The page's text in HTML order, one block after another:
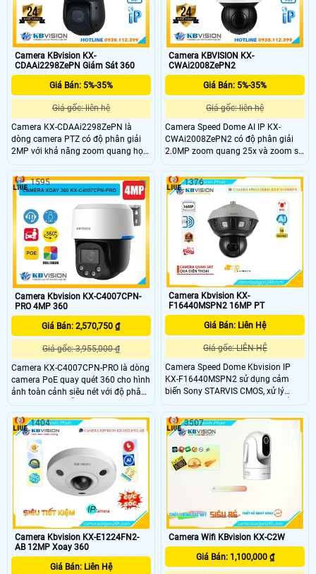
chăng.
nhớ lên đến 256GB và đạt chuẩn
chống nước IP66.
Camera KBvision KX-
CDAAi2298ZePN Giám Sát 360
Giá Bán: 5%-35%
Giá gốc: liên hệ
Camera KX-CDAAi2298ZePN là
dòng camera PTZ có độ phân giải
2MP với khả năng zoom quang học
25× và quay xoay 360 độ giúp quan
sát rõ ràng ở khoảng cách xa. Công
nghệ Starlight cho hình ảnh sắc nét
trong điều kiện ánh sáng yếu, cùng
hồng ngoại lên đến 120m. Ngoài ra,
camera còn hỗ trợ phát hiện và
chụp tối đa 8 khuôn mặt cùng lúc
nâng cao hiệu quả giám sát an
ninh.
Camera KBVISION KX-
CWAi2008ZePN2
Giá Bán: 5%-35%
Giá gốc: liên hệ
Camera Speed Dome AI IP KX-
CWAi2008ZePN2 có độ phân giải
2.0MP zoom quang 25x và zoom số
16x giúp quan sát rõ nét ở khoảng
cách xa. Camera PTZ hỗ trợ AI nhận
diện người, xe và phát hiện khuôn
mặt cùng khe cắm thẻ nhớ MicroSD
tối đa 512GB. Với tầm xa hồng
ngoại 100m và khả năng quay xoay
360 độ camera phù hợp cho giám
sát an ninh chuyên nghiệp.
Camera Kbvision KX-C4007CPN-
PRO 4MP 360
Giá Bán: 2,570,750 ₫
Giá gốc: 3,955,000 ₫
Camera KX-C4007CPN-PRO là dòng
camera PoE quay quét 360 cho hình
ảnh toàn cảnh siêu nét với độ phân
giải 4.0MP và hỗ trợ ghi hình ban
đêm có màu tầm xa 50m, cùng với
đó là trang bị các tính năng thông
minh như phân biệt người và xe
(SMD 3.0), phát hiện xâm nhập
(IVS), và hỗ trợ đàm thoại hai chiều,
báo động qua còi và đèn chớp.
1595
Camera Kbvision KX-
F16440MSPN2 16MP PT
Giá Bán: Liên Hệ
Giá gốc: LIÊN HỆ
Camera Speed Dome Kbvision IP
KX-F16440MSPN2 sử dụng cảm
biến Sony STARVIS CMOS, xử lý
mạnh mẽ, chức năng PTZ đa điểm,
hồng ngoại 400m, lưu trữ dữ liệu
chip hình ảnh. Hỗ trợ chất lượng
hình ảnh sắc nét, tiết kiệm băng
thông, tích hợp công nghệ
H.265+/H.265/H
1376
Camera Kbvision KX-E1224FN2-
AB 12MP Xoay 360
Giá Bán: Liên Hệ
1404
Camera Wifi KBvision KX-C2W
Giá Bán: 1,100,000 ₫
3507